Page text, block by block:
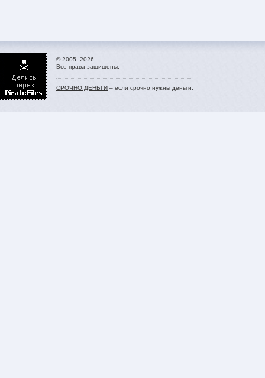
© 2005–2026
Все права защищены.
СРОЧНО.ДЕНЬГИ – если срочно нужны деньги.